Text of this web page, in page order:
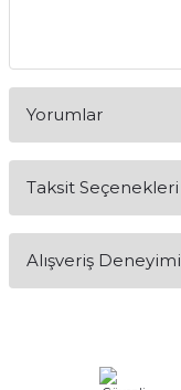
Yorumlar
Taksit Seçenekleri
Alışveriş Deneyimi
alışveriş oldu özellikle
iyi bir ürün geldi fiyatına